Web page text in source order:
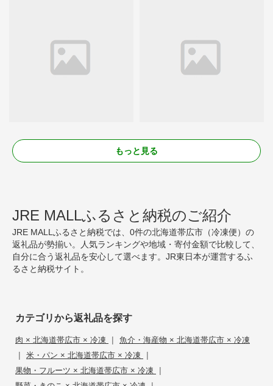
もっと見る
JRE MALLふるさと納税のご紹介
JRE MALLふるさと納税では、0件の北海道帯広市（冷凍便）の
返礼品が勢揃い。人気ランキングや地域・寄付金額で比較して、
自分に合う返礼品を安心して選べます。JR東日本が運営するふ
るさと納税サイト。
カテゴリから返礼品を探す
肉 × 北海道帯広市 × 冷凍 | 魚介・海産物 × 北海道帯広市 × 冷凍
| 米・パン × 北海道帯広市 × 冷凍 |
果物・フルーツ × 北海道帯広市 × 冷凍 |